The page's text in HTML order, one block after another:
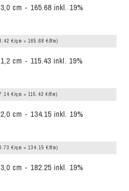
cm - 165.68 inkl. 19%
€/qm = 165.68 €/lfm)
cm - 115.43 inkl. 19%
€/qm = 115.43 €/lfm)
cm - 134.15 inkl. 19%
€/qm = 134.15 €/lfm)
cm - 182.25 inkl. 19%